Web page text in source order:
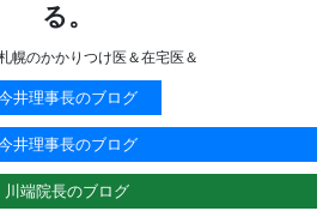
る。
幌のかかりつけ医＆在宅医＆
井理事長のブログ
井理事長のブログ
川端院長のブログ